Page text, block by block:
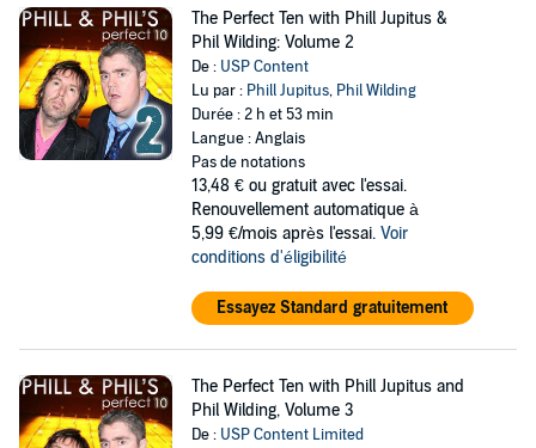
The Perfect Ten with Phill Jupitus &
Phil Wilding: Volume 2
De : USP Content
Lu par : Phill Jupitus, Phil Wilding
Durée : 2 h et 53 min
Langue : Anglais
Pas de notations
13,48 € ou gratuit avec l'essai.
Renouvellement automatique à
5,99 €/mois après l'essai. Voir
conditions d'éligibilité
Essayez Standard gratuitement
The Perfect Ten with Phill Jupitus and
Phil Wilding, Volume 3
De : USP Content Limited